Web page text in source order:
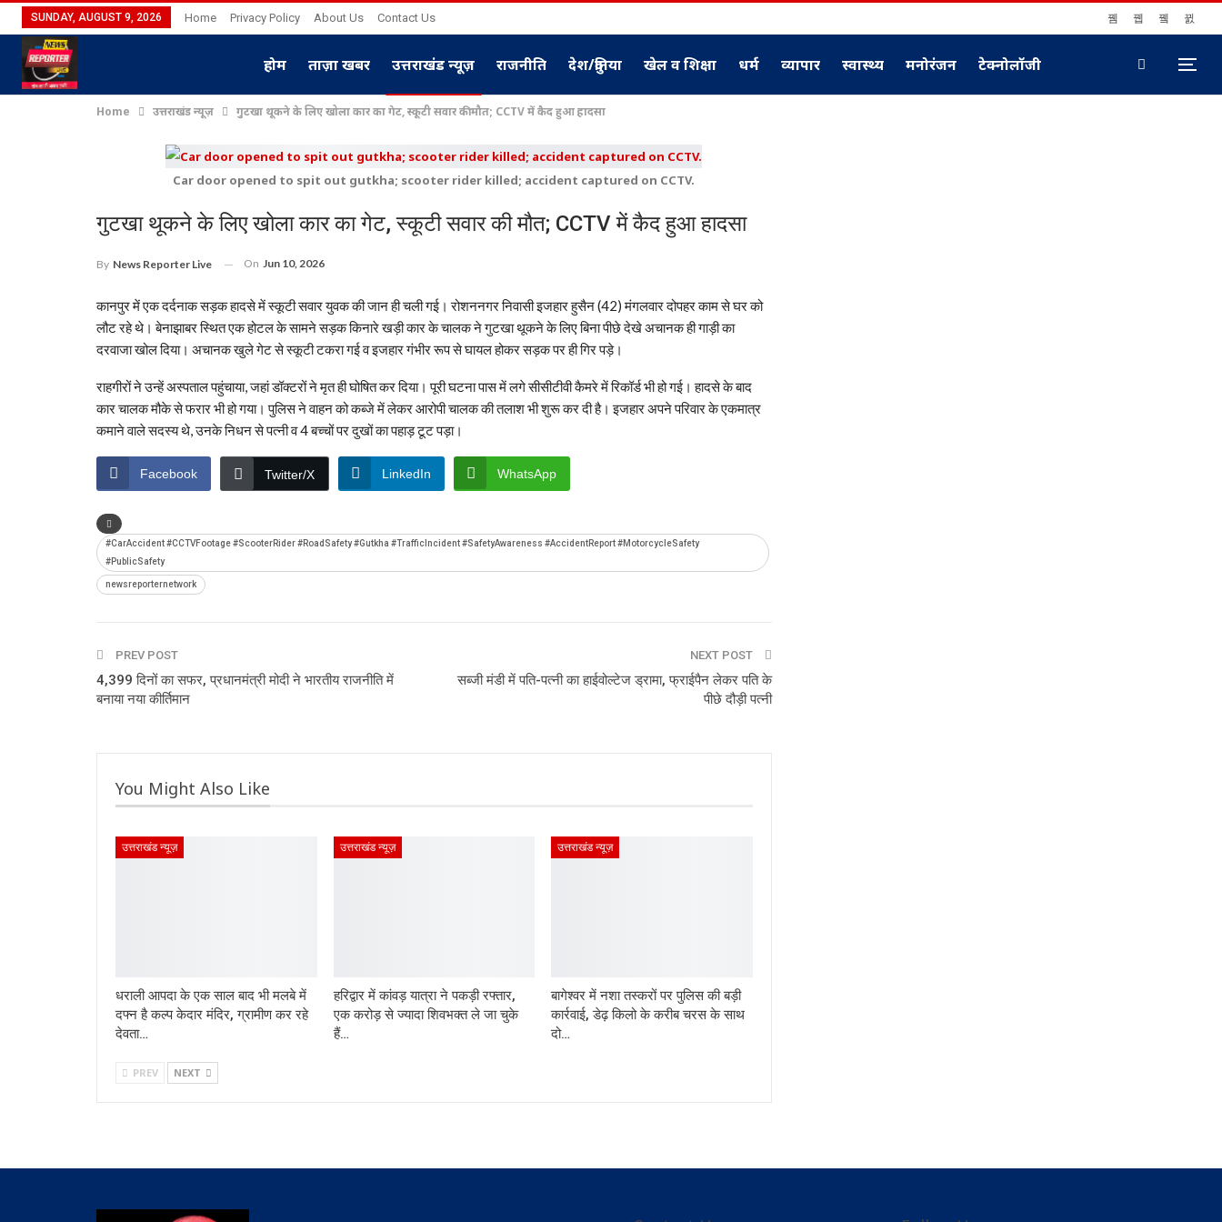
SUNDAY, AUGUST 9, 2026 Home Privacy Policy About Us Contact Us
होम ताज़ा खबर उत्तराखंड न्यूज़ राजनीति देश/दुनिया खेल व शिक्षा धर्म व्यापार स्वास्थ्य मनोरंजन टेक्नोलॉजी
Home उत्तराखंड न्यूज़ गुटखा थूकने के लिए खोला कार का गेट, स्कूटी सवार की मौत; CCTV में कैद हुआ हादसा
Car door opened to spit out gutkha; scooter rider killed; accident captured on CCTV.
गुटखा थूकने के लिए खोला कार का गेट, स्कूटी सवार की मौत; CCTV में कैद हुआ हादसा
By News Reporter Live On Jun 10, 2026
कानपुर में एक दर्दनाक सड़क हादसे में स्कूटी सवार युवक की जान ही चली गई। रोशननगर निवासी इजहार हुसैन (42) मंगलवार दोपहर काम से घर को
लौट रहे थे। बेनाझाबर स्थित एक होटल के सामने सड़क किनारे खड़ी कार के चालक ने गुटखा थूकने के लिए बिना पीछे देखे अचानक ही गाड़ी का
दरवाजा खोल दिया। अचानक खुले गेट से स्कूटी टकरा गई व इजहार गंभीर रूप से घायल होकर सड़क पर ही गिर पड़े।
राहगीरों ने उन्हें अस्पताल पहुंचाया, जहां डॉक्टरों ने मृत ही घोषित कर दिया। पूरी घटना पास में लगे सीसीटीवी कैमरे में रिकॉर्ड भी हो गई। हादसे के बाद
कार चालक मौके से फरार भी हो गया। पुलिस ने वाहन को कब्जे में लेकर आरोपी चालक की तलाश भी शुरू कर दी है। इजहार अपने परिवार के एकमात्र
कमाने वाले सदस्य थे, उनके निधन से पत्नी व 4 बच्चों पर दुखों का पहाड़ टूट पड़ा।
Facebook Twitter/X LinkedIn WhatsApp
#CarAccident #CCTVFootage #ScooterRider #RoadSafety #Gutkha #TrafficIncident #SafetyAwareness #AccidentReport #MotorcycleSafety
#PublicSafety
newsreporternetwork
PREV POST
4,399 दिनों का सफर, प्रधानमंत्री मोदी ने भारतीय राजनीति में
बनाया नया कीर्तिमान
NEXT POST
सब्जी मंडी में पति-पत्नी का हाईवोल्टेज ड्रामा, फ्राईपैन लेकर पति के
पीछे दौड़ी पत्नी
You Might Also Like
उत्तराखंड न्यूज़
धराली आपदा के एक साल बाद भी मलबे में
दफ्न है कल्प केदार मंदिर, ग्रामीण कर रहे
देवता…
उत्तराखंड न्यूज़
हरिद्वार में कांवड़ यात्रा ने पकड़ी रफ्तार,
एक करोड़ से ज्यादा शिवभक्त ले जा चुके
हैं…
उत्तराखंड न्यूज़
बागेश्वर में नशा तस्करों पर पुलिस की बड़ी
कार्रवाई, डेढ़ किलो के करीब चरस के साथ
दो…
PREV NEXT